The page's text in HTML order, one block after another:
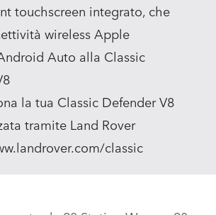
touchscreen integrato, che
wireless Apple
Auto alla Classic
la tua Classic Defender V8
tramite Land Rover
classic